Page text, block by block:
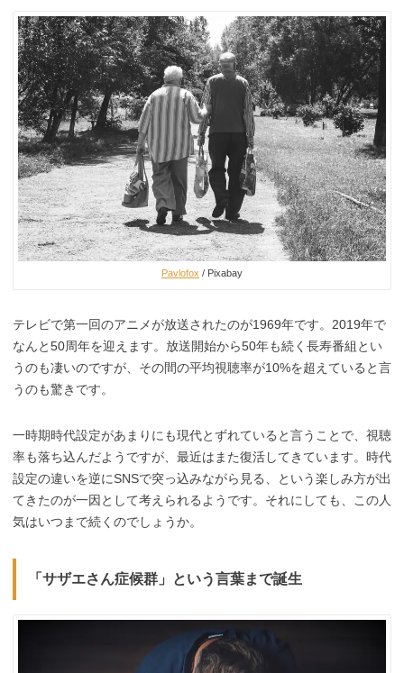
Pavlofox / Pixabay
テレビで第一回のアニメが放送されたのが1969年です。2019年で
なんと50周年を迎えます。放送開始から50年も続く長寿番組とい
うのも凄いのですが、その間の平均視聴率が10%を超えていると言
うのも驚きです。
一時期時代設定があまりにも現代とずれていると言うことで、視聴
率も落ち込んだようですが、最近はまた復活してきています。時代
設定の違いを逆にSNSで突っ込みながら見る、という楽しみ方が出
てきたのが一因として考えられるようです。それにしても、この人
気はいつまで続くのでしょうか。
「サザエさん症候群」という言葉まで誕生